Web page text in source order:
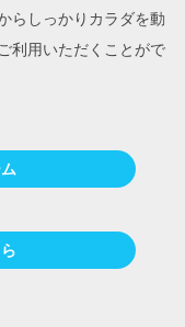
らしっかりカラダを動
利用いただくことがで